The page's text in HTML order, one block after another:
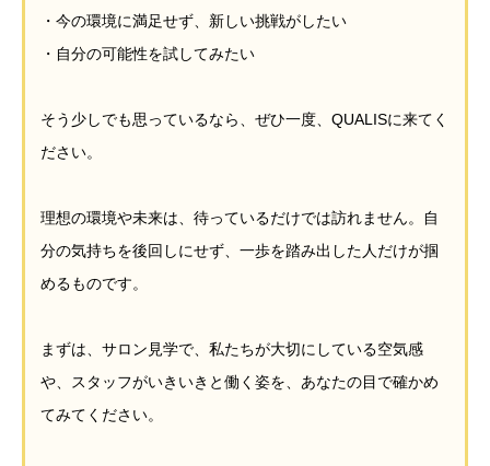
・今の環境に満足せず、新しい挑戦がしたい
・自分の可能性を試してみたい
そう少しでも思っているなら、ぜひ一度、QUALISに来てく
ださい。
理想の環境や未来は、待っているだけでは訪れません。自
分の気持ちを後回しにせず、一歩を踏み出した人だけが掴
めるものです。
まずは、サロン見学で、私たちが大切にしている空気感
や、スタッフがいきいきと働く姿を、あなたの目で確かめ
てみてください。